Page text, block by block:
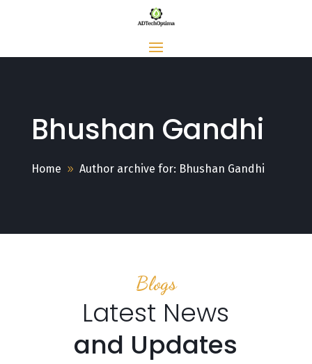
Bhushan Gandhi
Home Author archive for: Bhushan Gandhi
Blogs
Latest News
and Updates